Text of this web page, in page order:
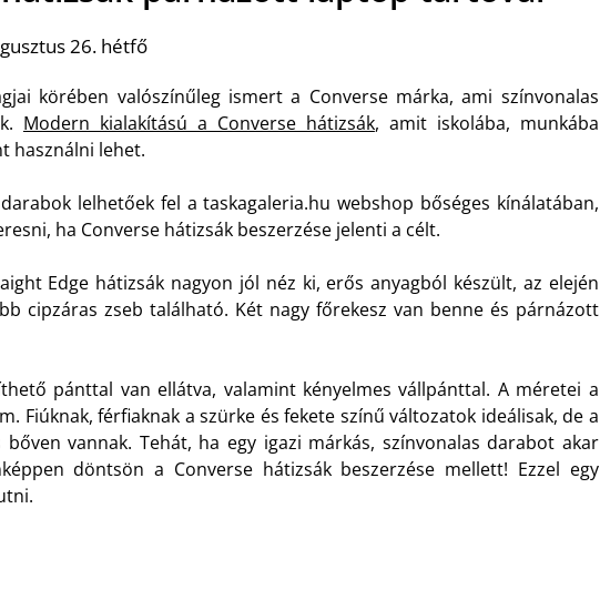
26. hétfő
körében valószínűleg ismert a Converse márka, ami színvonalas
Modern kialakítású a Converse hátizsák, amit iskolába, munkába
használni lehet.
lelhetőek fel a taskagaleria.hu webshop bőséges kínálatában,
ha Converse hátizsák beszerzése jelenti a célt.
Edge hátizsák nagyon jól néz ki, erős anyagból készült, az elején
cipzáras zseb található. Két nagy főrekesz van benne és párnázott
pánttal van ellátva, valamint kényelmes vállpánttal. A méretei a
Fiúknak, férfiaknak a szürke és fekete színű változatok ideálisak, de a
vannak. Tehát, ha egy igazi márkás, színvonalas darabot akar
döntsön a Converse hátizsák beszerzése mellett! Ezzel egy